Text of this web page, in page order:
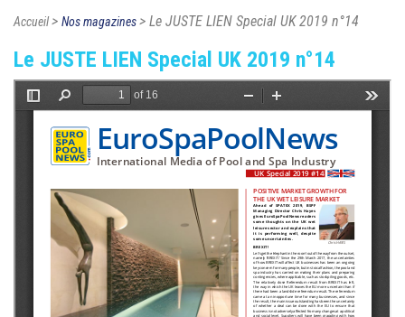
Accueil> Nos magazines> Le JUSTE LIEN Special UK 2019 n°14
Le JUSTE LIEN Special UK 2019 n°14